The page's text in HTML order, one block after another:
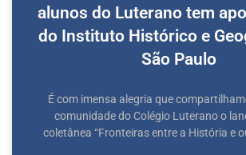
alunos do Luterano tem
do Instituto Histórico e
São Paulo
É com imensa alegria que
comunidade do Colégio Luterano o
coletânea “Fronteiras entre a História e